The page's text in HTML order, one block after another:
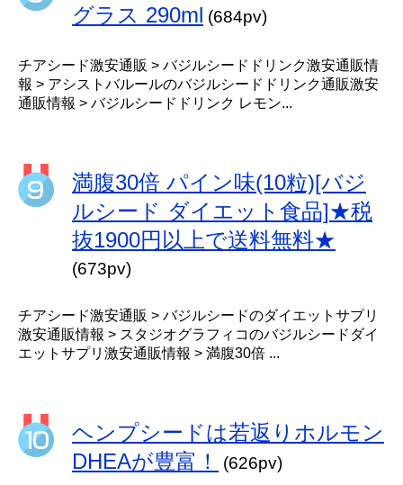
グラス 290ml (684pv)
チアシード激安通販 > バジルシードドリンク激安通販情
報 > アシストバルールのバジルシードドリンク通販激安
通販情報 > バジルシードドリンク レモン...
満腹30倍 パイン味(10粒)[バジ
ルシード ダイエット食品]★税
抜1900円以上で送料無料★
(673pv)
チアシード激安通販 > バジルシードのダイエットサプリ
激安通販情報 > スタジオグラフィコのバジルシードダイ
エットサプリ激安通販情報 > 満腹30倍 ...
ヘンプシードは若返りホルモン
DHEAが豊富！
(626pv)